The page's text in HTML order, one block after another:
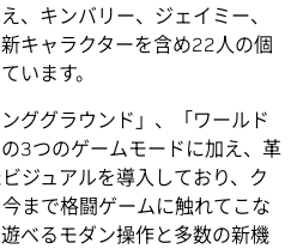
、キンバリー、ジェイミー、
キャラクターを含め22人の個
います。
ググラウンド」、「ワールド
3つのゲームモードに加え、革
ジュアルを導入しており、ク
まで格闘ゲームに触れてこな
べるモダン操作と多数の新機